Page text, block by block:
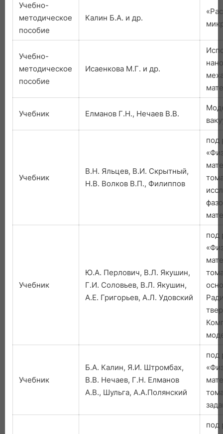
Учебно-
методическое
пособие
Калин Б.А. и др.
Учебно-
методическое
пособие
Исаенкова М.Г. и др.
Учебник Елманов Г.Н., Нечаев В.В.
Учебник
В.Н. Яльцев, В.И. Скрытный,
Н.В. Волков В.П., Филиппов
под
Учебник
Ю.А. Перлович, В.Л. Якушин,
Г.И. Соловьев, В.Л. Якушин,
А.Е. Григорьев, А.Л. Удовский
под
Учебник
Б.А. Калин, Я.И. Штромбах,
В.В. Нечаев, Г.Н. Елманов
А.В., Шульга, А.А.Полянский
под
под